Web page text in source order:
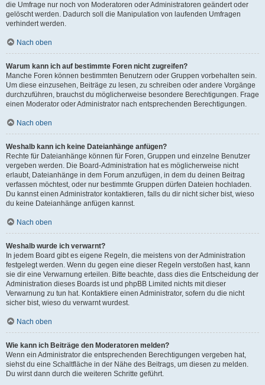
die Umfrage nur noch von Moderatoren oder Administratoren geändert oder
gelöscht werden. Dadurch soll die Manipulation von laufenden Umfragen
verhindert werden.
Nach oben
Warum kann ich auf bestimmte Foren nicht zugreifen?
Manche Foren können bestimmten Benutzern oder Gruppen vorbehalten sein.
Um diese einzusehen, Beiträge zu lesen, zu schreiben oder andere Vorgänge
durchzuführen, brauchst du möglicherweise besondere Berechtigungen. Frage
einen Moderator oder Administrator nach entsprechenden Berechtigungen.
Nach oben
Weshalb kann ich keine Dateianhänge anfügen?
Rechte für Dateianhänge können für Foren, Gruppen und einzelne Benutzer
vergeben werden. Die Board-Administration hat es möglicherweise nicht
erlaubt, Dateianhänge in dem Forum anzufügen, in dem du deinen Beitrag
verfassen möchtest, oder nur bestimmte Gruppen dürfen Dateien hochladen.
Du kannst einen Administrator kontaktieren, falls du dir nicht sicher bist, wieso
du keine Dateianhänge anfügen kannst.
Nach oben
Weshalb wurde ich verwarnt?
In jedem Board gibt es eigene Regeln, die meistens von der Administration
festgelegt werden. Wenn du gegen eine dieser Regeln verstoßen hast, kann
sie dir eine Verwarnung erteilen. Bitte beachte, dass dies die Entscheidung der
Administration dieses Boards ist und phpBB Limited nichts mit dieser
Verwarnung zu tun hat. Kontaktiere einen Administrator, sofern du die nicht
sicher bist, wieso du verwarnt wurdest.
Nach oben
Wie kann ich Beiträge den Moderatoren melden?
Wenn ein Administrator die entsprechenden Berechtigungen vergeben hat,
siehst du eine Schaltfläche in der Nähe des Beitrags, um diesen zu melden.
Du wirst dann durch die weiteren Schritte geführt.